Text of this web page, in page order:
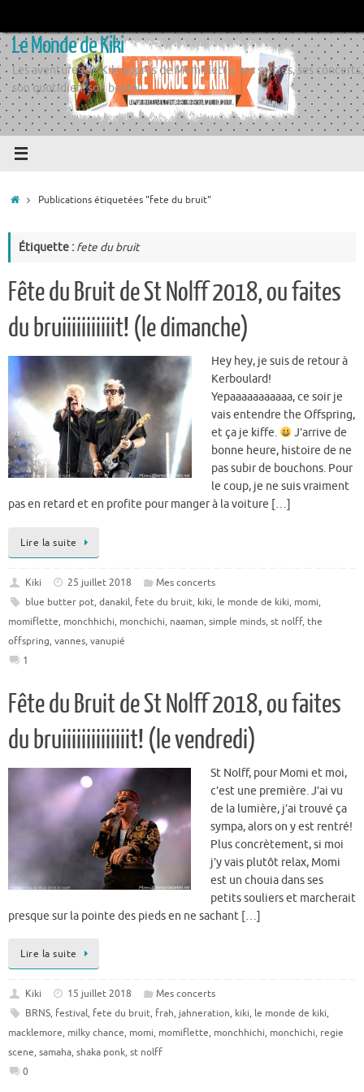
contenu
Le Monde de Kiki
Les aventures de Kiki auprès de Momiflette, ses sorties, ses concerts,
son quotidien, son boulot
AccueilPublications étiquetées "fete du bruit"
Étiquette : fete du bruit
Fête du Bruit de St Nolff 2018, ou faites
du bruiiiiiiiiiiit! (le dimanche)
Hey hey, je suis de retour à
Kerboulard!
Yepaaaaaaaaaaa, ce soir je
vais entendre the Offspring,
et ça je kiffe.
J’arrive de
bonne heure, histoire de ne
pas subir de bouchons. Pour
le coup, je ne suis vraiment
pas en retard et en profite pour manger à la voiture […]
Lire la suite
Kiki 25 juillet 2018
Mes concerts
blue butter pot, danakil, fete du bruit, kiki, le monde de kiki, momi,
momiflette, monchhichi, monchichi, naaman, simple minds, st nolff, the
offspring, vannes, vanupié
1
Fête du Bruit de St Nolff 2018, ou faites
du bruiiiiiiiiiiiiiit! (le vendredi)
St Nolff, pour Momi et moi,
c’est une première. J’ai vu
de la lumière, j’ai trouvé ça
sympa, alors on y est rentré!
Plus concrètement, si moi
j’y vais plutôt relax, Momi
est un chouia dans ses
petits souliers et marcherait
presque sur la pointe des pieds en ne sachant […]
Lire la suite
Kiki 15 juillet 2018
Mes concerts
BRNS, festival, fete du bruit, frah, jahneration, kiki, le monde de kiki,
macklemore, milky chance, momi, momiflette, monchhichi, monchichi, regie
scene, samaha, shaka ponk, st nolff
0